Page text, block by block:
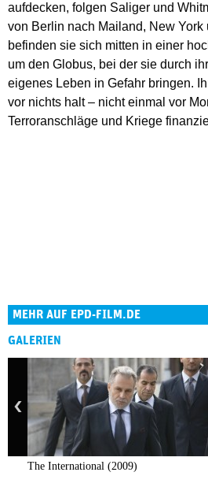
aufdecken, folgen Saliger und
von Berlin nach Mailand, New York
befinden sie sich mitten in einer
um den Globus, bei der sie durch
eigenes Leben in Gefahr bringen.
vor nichts halt – nicht einmal vor
Terroranschläge und Kriege
MEHR AUF EPD-FILM.DE
GALERIEN
The International (2009)